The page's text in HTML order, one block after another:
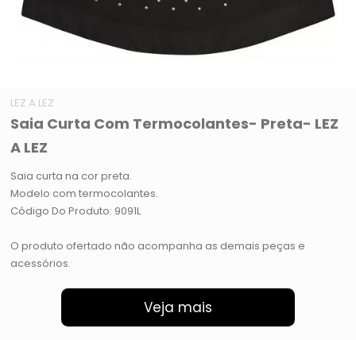
LEZ A LEZ
Saia Curta Com Termocolantes- Preta- LEZ
A LEZ
Saia curta na cor preta.
Modelo com termocolantes.
Código Do Produto: 9091L
O produto ofertado não acompanha as demais peças e
acessórios.
Veja mais